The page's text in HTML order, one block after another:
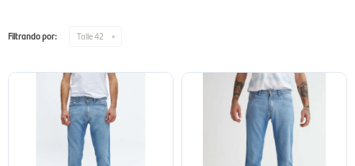
Filtrando por: Talle 42